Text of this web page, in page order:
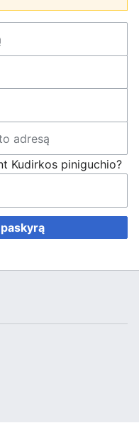
Kudirkos piniguchio?